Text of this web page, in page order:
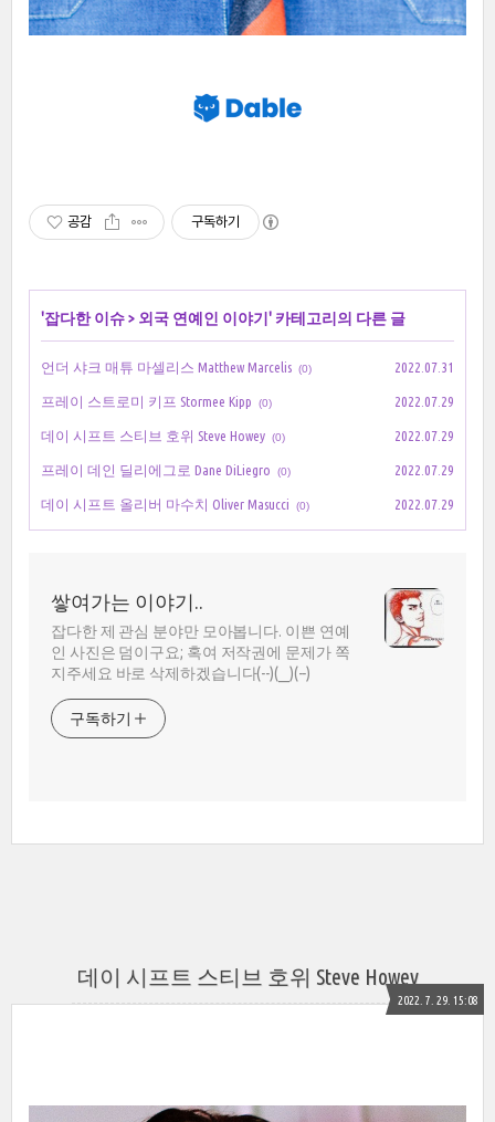
공감 구독하기
'잡다한 이슈> 외국 연예인 이야기 ' 카테고리의 다른 글
언더 샤크 매튜 마셀리스 Matthew Marcelis (0) 2022.07.31
프레이 스트로미 키프 Stormee Kipp (0) 2022.07.29
데이 시프트 스티브 호위 Steve Howey (0) 2022.07.29
프레이 데인 딜리에그로 Dane DiLiegro (0) 2022.07.29
데이 시프트 올리버 마수치 Oliver Masucci (0) 2022.07.29
쌓여가는 이야기..
잡다한 제 관심 분야만 모아봅니다. 이쁜 연예
인 사진은 덤이구요; 혹여 저작권에 문제가 쪽
지주세요 바로 삭제하겠습니다(--)(__)(--)
구독하기
데이 시프트 스티브 호위 Steve Howey
2022. 7. 29. 15:08